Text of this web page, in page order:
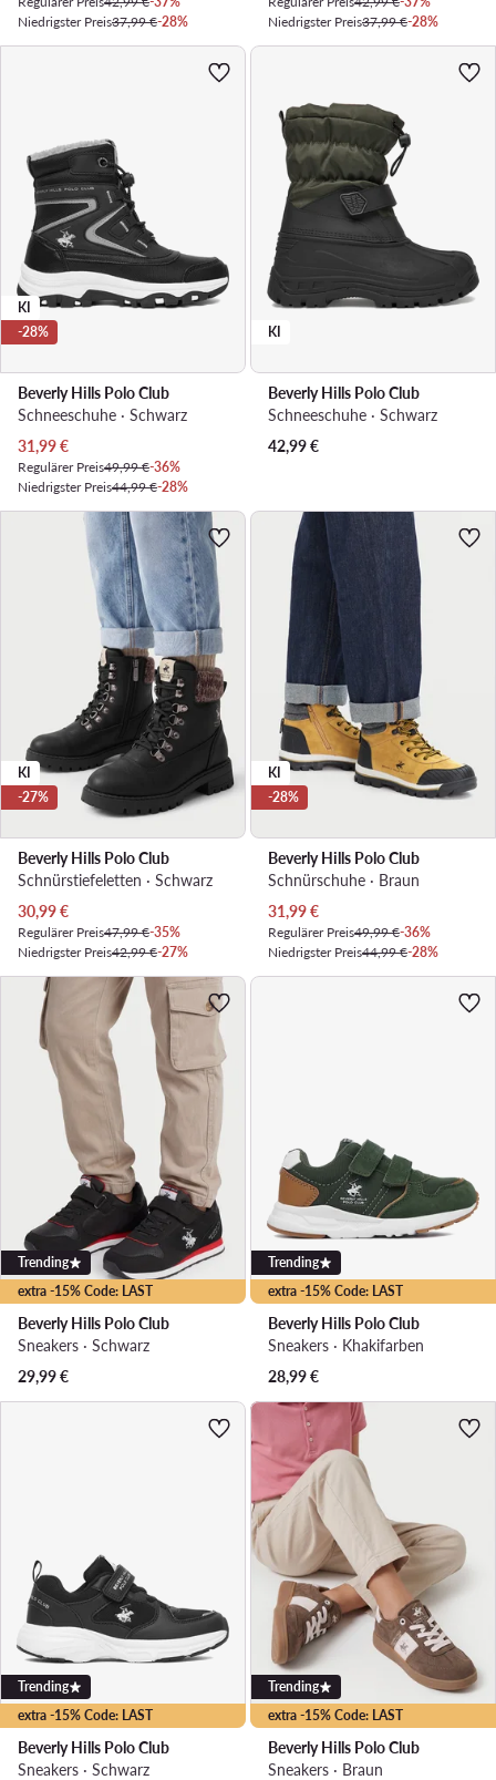
Niedrigster Preis37,99 €-28%
Niedrigster Preis37,99 €-28%
KI
-28%
Beverly Hills Polo Club
Schneeschuhe · Schwarz
Aktueller Preis
31,99€
Regulärer Preis49,99 €-36%
Niedrigster Preis44,99 €-28%
KI
Beverly Hills Polo Club
Schneeschuhe · Schwarz
42,99€
KI
-27%
Beverly Hills Polo Club
Schnürstiefeletten · Schwarz
Aktueller Preis
30,99€
Regulärer Preis47,99 €-35%
Niedrigster Preis42,99 €-27%
KI
-28%
Beverly Hills Polo Club
Schnürschuhe · Braun
Aktueller Preis
31,99€
Regulärer Preis49,99 €-36%
Niedrigster Preis44,99 €-28%
extra -15% Code: LAST
Trending
Beverly Hills Polo Club
Sneakers · Schwarz
29,99€
extra -15% Code: LAST
Trending
Beverly Hills Polo Club
Sneakers · Khakifarben
28,99€
extra -15% Code: LAST
Trending
Beverly Hills Polo Club
Sneakers · Schwarz
extra -15% Code: LAST
Trending
Beverly Hills Polo Club
Sneakers · Braun